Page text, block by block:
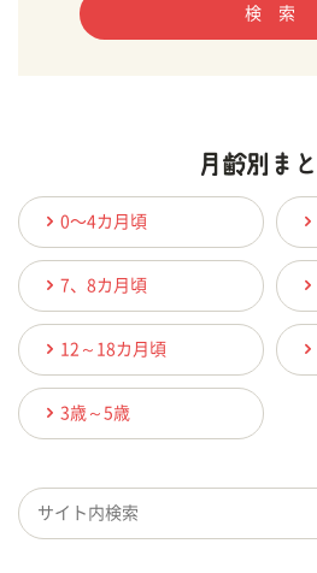
検 索
0〜4カ月頃
7、8カ月頃
12～18カ月頃
3歳～5歳
検索キーワード入力